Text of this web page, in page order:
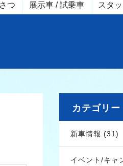
つ 展示車 / 試乗車 スタ
カテゴリー
新車情報 (31)
イベント/キャ